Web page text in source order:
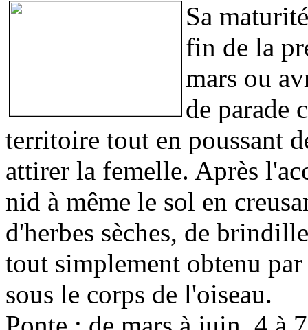
Sa
fin de la
mars ou
de parade
territoire tout en poussant
attirer la femelle. Après
nid à même le sol en
d'herbes sèches, de
tout simplement obtenu
sous le corps de l'oiseau.